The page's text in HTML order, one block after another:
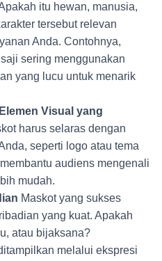
itu hewan, manusia,
tersebut relevan
Anda. Contohnya,
sering menggunakan
yang lucu untuk menarik
Visual yang
harus selaras dengan
seperti logo atau tema
audiens mengenali
mudah.
Maskot yang sukses
yang kuat. Apakah
atau bijaksana?
melalui ekspresi